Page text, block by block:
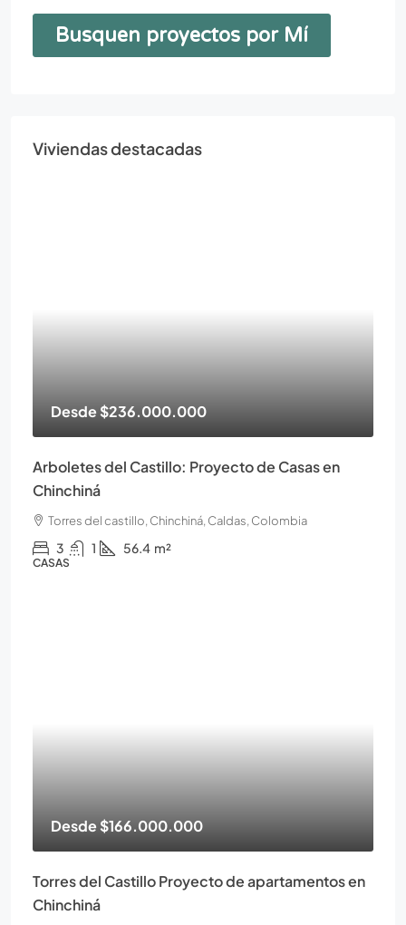
Viviendas destacadas
Desde$236.000.000
Arboletes del Castillo: Proyecto de Casas en
Chinchiná
Torres del castillo, Chinchiná, Caldas, Colombia
3 1 56.4 m²
CASAS
Desde$166.000.000
Torres del Castillo Proyecto de apartamentos en
Chinchiná